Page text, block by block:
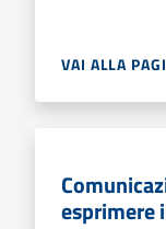
VAI ALLA
esprimere